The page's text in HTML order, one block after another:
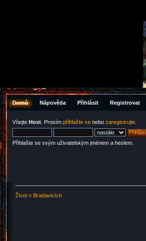
Domů Nápověda Přihlásit Registrovat
Vítejte Host . Prosím přihlašte se nebo zaregistrujte
Přihlašte se svým uživatelským jménem a heslem.
Život v Bradavicích